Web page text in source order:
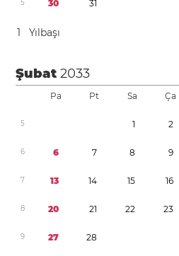
5 30 31
1 Yılbaşı
Şubat2033
Pa Pt Sa Ça
5 1 2
6 6 7 8 9
7 13 14 15 16
8 20 21 22 23
9 27 28